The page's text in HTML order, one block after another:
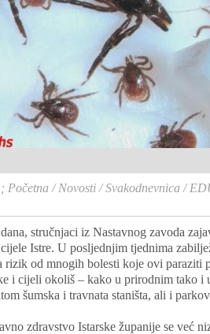
Početna /Novosti /Svakodnevnica /
stručnjaci iz Nastavnog zavoda
Istre. U posljednjim tjednima
rizik od mnogih bolesti koje ovi paraziti
i cijeli okoliš – kako u prirodnim tako i
šumska i travnata staništa, ali i
zdravstvo Istarske županije se već